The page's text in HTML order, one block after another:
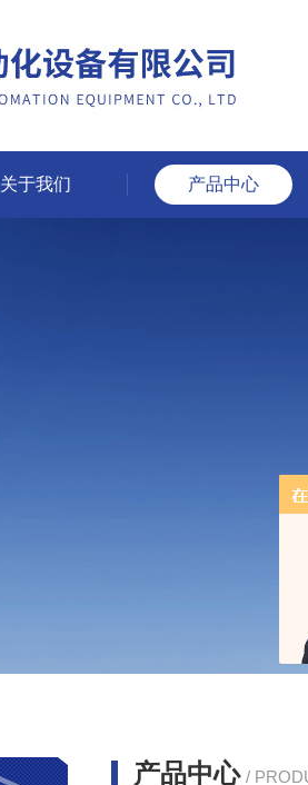
关于我们 产品中心
产品中心 /